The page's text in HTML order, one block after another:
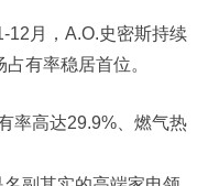
12月，A.O.史密斯持续
有率稳居首位。
率高达29.9%、燃气热